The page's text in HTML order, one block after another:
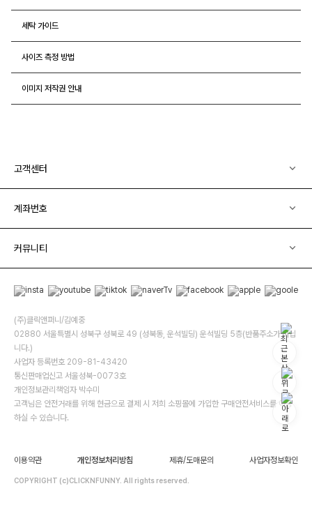
세탁 가이드
사이즈 측정 방법
이미지 저작권 안내
고객센터
계좌번호
커뮤니티
(주)클릭앤퍼니/김예중
02880 서울특별시 성북구 성북로 49 (성북동, 운석빌딩) 운석빌딩 5층(반품주소가 아닙
니다.)
사업자 등록번호 209-81-43420
통신판매업신고 서울성북-0073호
개인정보관리책임자 박수미
고객님은 안전거래를 위해 현금으로 결제 시 저희 소핑몰에 가입한 구매안전서비스를 이용
하실 수 있습니다.
이용약관 개인정보처리방침 제휴/도매문의 사업자정보확인
COPYRIGHT (c)CLICKNFUNNY. All rights reserved.